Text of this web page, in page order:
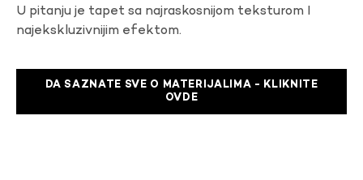
U pitanju je tapet sa najraskosnijom teksturom I
najekskluzivnijim efektom.
DA SAZNATE SVE O MATERIJALIMA - KLIKNITE
OVDE